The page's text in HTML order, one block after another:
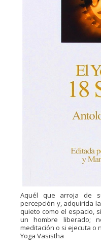
Aquél que arroja de
percepción y, adquirida
quieto como el espacio,
un hombre liberado;
meditación o si ejecuta o
Yoga Vasistha